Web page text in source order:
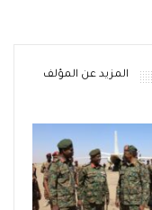
المزيد عن المؤلف